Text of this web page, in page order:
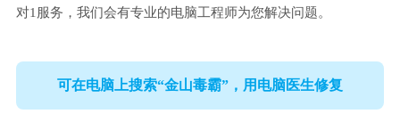
对1服务，我们会有专业的电脑工程师为您解决问题。
可在电脑上搜索“金山毒霸”，用电脑医生修复